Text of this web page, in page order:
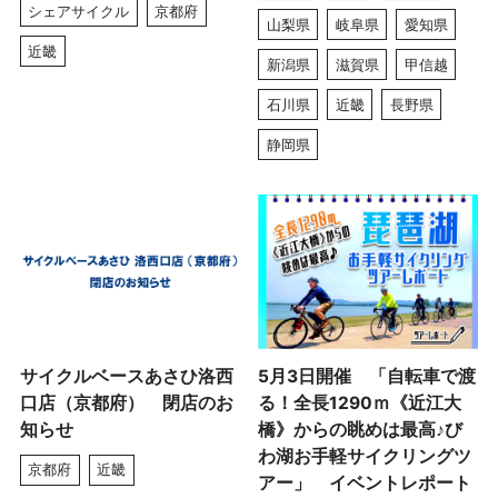
シェアサイクル 京都府
近畿
山梨県 岐阜県 愛知県
新潟県 滋賀県 甲信越
石川県 近畿 長野県
静岡県
サイクルベースあさひ洛西
口店（京都府） 閉店のお
知らせ
京都府 近畿
5月3日開催 「自転車で渡
る！全長1290ｍ《近江大
橋》からの眺めは最高♪び
わ湖お手軽サイクリングツ
アー」 イベントレポート